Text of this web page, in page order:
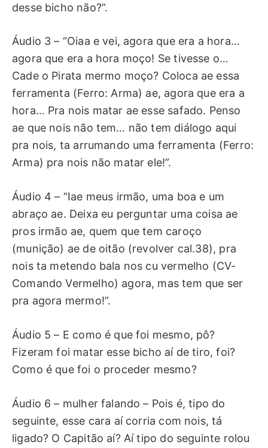
desse bicho não?”.
Áudio 3 – “Oiaa e vei, agora que era a hora…
agora que era a hora moço! Se tivesse o…
Cade o Pirata mermo moço? Coloca ae essa
ferramenta (Ferro: Arma) ae, agora que era a
hora… Pra nois matar ae esse safado. Penso
ae que nois não tem… não tem diálogo aqui
pra nois, ta arrumando uma ferramenta (Ferro:
Arma) pra nois não matar ele!”.
Áudio 4 – “Iae meus irmão, uma boa e um
abraço ae. Deixa eu perguntar uma coisa ae
pros irmão ae, quem que tem caroço
(munição) ae de oitão (revolver cal.38), pra
nois ta metendo bala nos cu vermelho (CV-
Comando Vermelho) agora, mas tem que ser
pra agora mermo!”.
Áudio 5 – E como é que foi mesmo, pô?
Fizeram foi matar esse bicho aí de tiro, foi?
Como é que foi o proceder mesmo?
Áudio 6 – mulher falando – Pois é, tipo do
seguinte, esse cara aí corria com nois, tá
ligado? O Capitão aí? Aí tipo do seguinte rolou